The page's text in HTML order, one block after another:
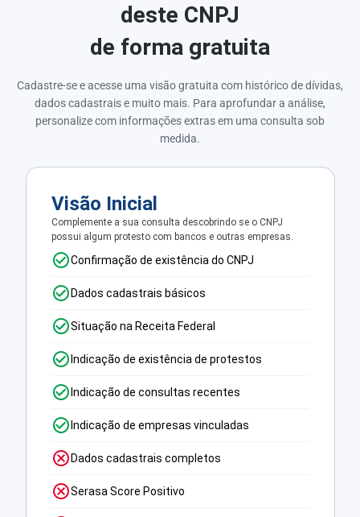
deste CNPJ
de forma gratuita
Cadastre-se e acesse uma visão gratuita com histórico de dívidas,
dados cadastrais e muito mais. Para aprofundar a análise,
personalize com informações extras em uma consulta sob
medida.
Visão Inicial
Complemente a sua consulta descobrindo se o CNPJ
possui algum protesto com bancos e outras empresas.
Confirmação de existência do CNPJ
Dados cadastrais básicos
Situação na Receita Federal
Indicação de existência de protestos
Indicação de consultas recentes
Indicação de empresas vinculadas
Dados cadastrais completos
Serasa Score Positivo